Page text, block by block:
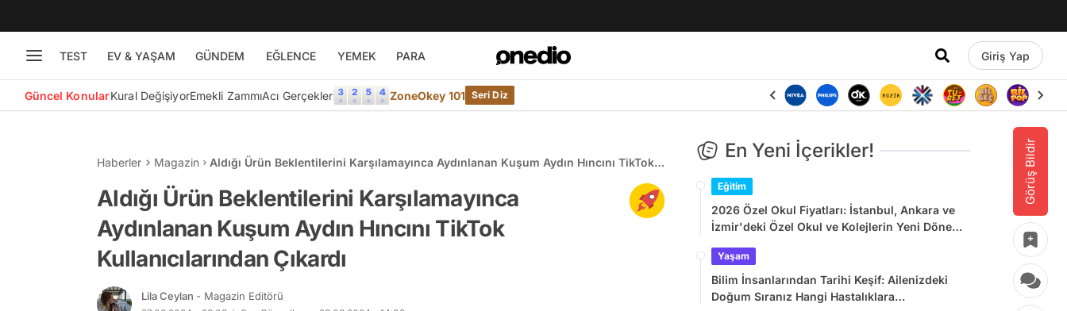
TEST EV & YAŞAM GÜNDEM EĞLENCE YEMEK PARA Giriş Yap
Güncel KonularKural DeğişiyorEmekli ZammıAcı Gerçekler ZoneOkey 101 Seri Diz
Görüş Bildir
Haberler Magazin
Aldığı Ürün Beklentilerini Karşılamayınca Aydınlanan Kuşum Aydın Hıncını TikTok
Aldığı Ürün Beklentilerini Karşılamayınca
Aydınlanan Kuşum Aydın Hıncını TikTok
Kullanıcılarından Çıkardı
Lila Ceylan - Magazin Editörü
En Yeni İçerikler!
Eğitim
2026 Özel Okul Fiyatları: İstanbul, Ankara ve
İzmir'deki Özel Okul ve Kolejlerin Yeni Dönem
Yaşam
Bilim İnsanlarından Tarihi Keşif: Ailenizdeki
Doğum Sıranız Hangi Hastalıklara